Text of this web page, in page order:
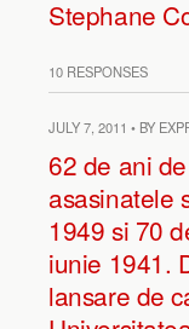
Stephane
10 RESPONSES
JULY 7, 2011 • BY
62 de ani
asasinatele
1949 si 70
iunie 1941.
lansare de